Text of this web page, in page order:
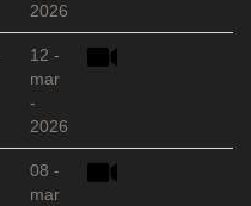
2026
12 -
mar
-
2026
08 -
mar